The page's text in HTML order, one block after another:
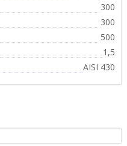
300
300
500
1,5
AISI 430